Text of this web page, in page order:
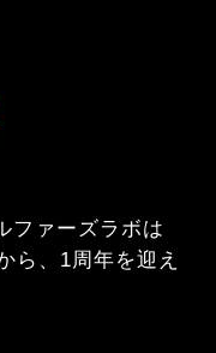
ファーズラボは
ら、1周年を迎え